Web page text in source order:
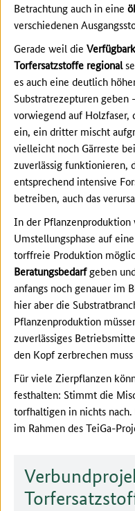
Betrachtung auch in eine
verschiedenen
Gerade weil die
Torfersatzstoffe regional
es auch eine deutlich
Substratrezepturen
vorwiegend auf
ein, ein dritter mischt
vielleicht noch Gärreste
zuverlässig funktionieren,
entsprechend intensive
betreiben, auch das
In der Pflanzenproduktion
Umstellungsphase auf
torffreie Produktion
Beratungsbedarfgeben
anfangs noch genauer im
hier aber die
Pflanzenproduktion
zuverlässiges
den Kopf zerbrechen muss
Für viele Zierpflanzen
festhalten: Stimmt die
torfhaltigen in nichts nach.
im Rahmen des TeiGa-